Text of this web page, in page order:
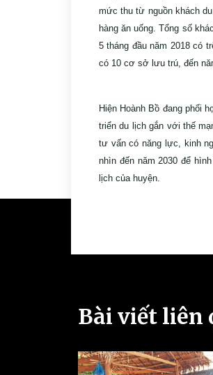
mức thu từ nguồn khách
hàng ăn uống. Tổng số
5 tháng đầu năm 2018 có
có 10 cơ sở lưu trú, đến
Hiện Hoành Bồ đang phối
triển du lịch gắn với thế
tư vấn có năng lực, kinh
nhìn đến năm 2030 để
lịch của huyện.
Bài viết liên